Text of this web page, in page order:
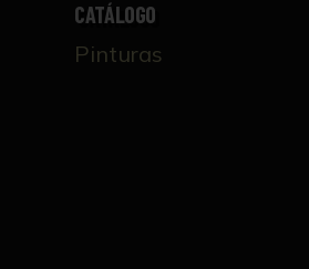
CATÁLOGO
Pinturas